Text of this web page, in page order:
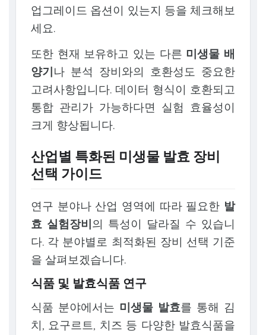
업그레이드 옵션이 있는지 등을 체크해보
세요.
또한 현재 보유하고 있는 다른 미생물 배
양기나 분석 장비와의 호환성도 중요한
고려사항입니다. 데이터 형식이 호환되고
통합 관리가 가능하다면 실험 효율성이
크게 향상됩니다.
산업별 특화된 미생물 발효 장비
선택 가이드
연구 분야나 산업 영역에 따라 필요한 발
효 실험장비의 특성이 달라질 수 있습니
다. 각 분야별로 최적화된 장비 선택 기준
을 살펴보겠습니다.
식품 및 발효식품 연구
식품 분야에서는 미생물 발효를 통해 김
치, 요구르트, 치즈 등 다양한 발효식품을